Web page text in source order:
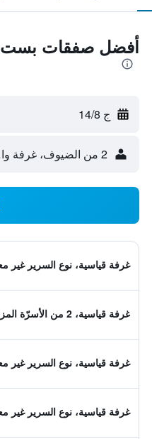
أفضل صفقات بست
ج 14/8
2 من الضيوف، غرفة واحدة
غرفة قياسية، نوع السرير غير
غرفة قياسية، 2 من الأسرّة المزدوجة
غرفة قياسية، نوع السرير غير
غرفة قياسية، نوع السرير غير